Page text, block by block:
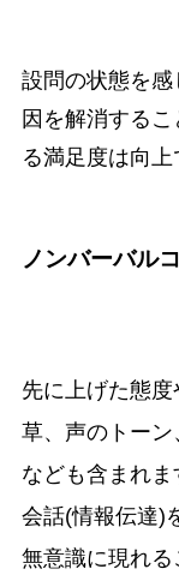
設問の状態を
因を解消する
る満足度は向上
ノンバーバル
先に上げた態
草、声のトー
なども含まれ
会話(情報伝達)
無意識に現れ